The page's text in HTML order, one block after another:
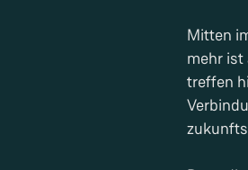
Mitten
mehr ist
treffen